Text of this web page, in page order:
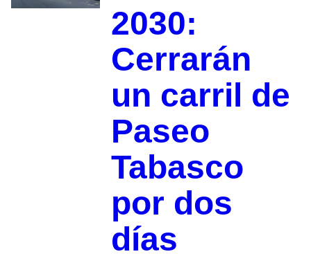
2030:
Cerrarán
un carril de
Paseo
Tabasco
por dos
días